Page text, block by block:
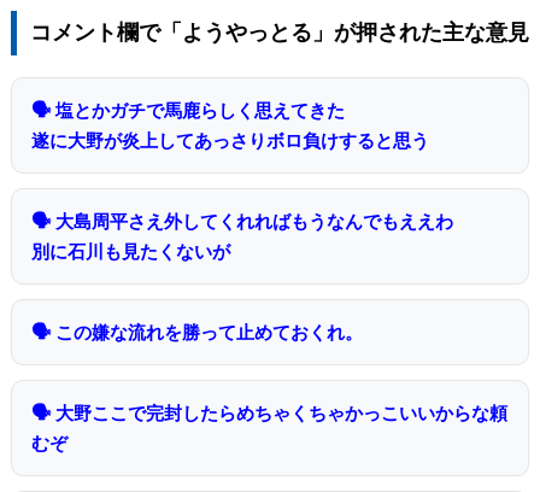
コメント欄で「ようやっとる」が押された主な意見
🗣 塩とかガチで馬鹿らしく思えてきた
遂に大野が炎上してあっさりボロ負けすると思う
🗣 大島周平さえ外してくれればもうなんでもええわ
別に石川も見たくないが
🗣 この嫌な流れを勝って止めておくれ。
🗣 大野ここで完封したらめちゃくちゃかっこいいからな頼
むぞ